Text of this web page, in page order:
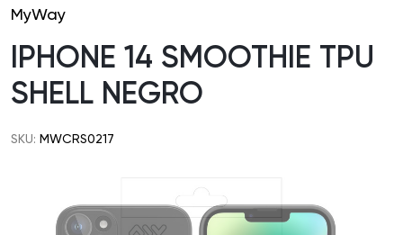
MyWay
IPHONE 14 SMOOTHIE TPU
SHELL NEGRO
SKU: MWCRS0217